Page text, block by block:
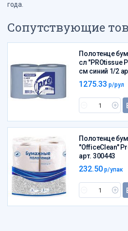
года.
Сопутствующие
Полотенце
сл "PROtissue
см синий 1/2
1275.33 р/рул
Полотенце
"OfficeClean"
арт. 300443
232.50 р/упак